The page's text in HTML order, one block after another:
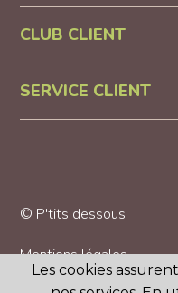
CLUB CLIENT
SERVICE CLIENT
© P'tits dessous
Mentions légales
Les cookies